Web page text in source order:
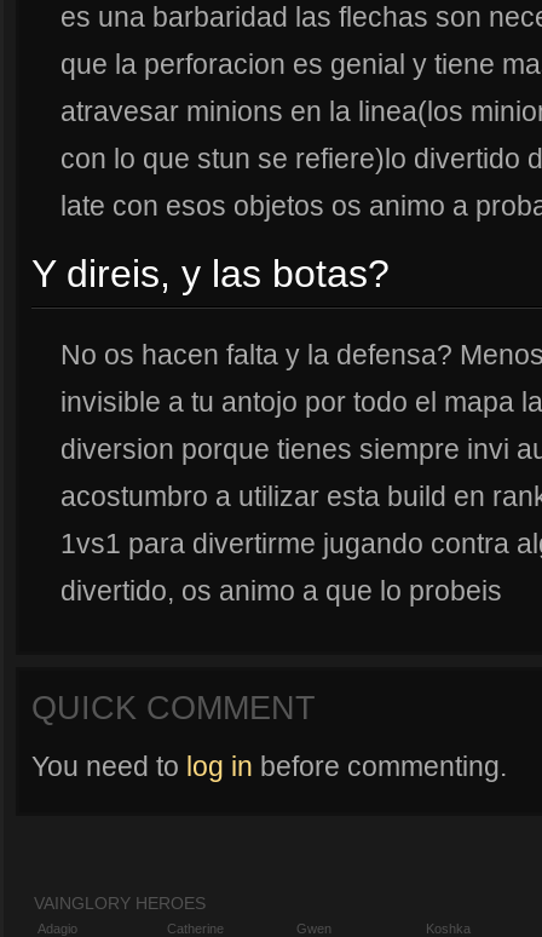
es una barbaridad las flechas son
que la perforacion es genial y tiene
atravesar minions en la linea(los
con lo que stun se refiere)lo divertido
late con esos objetos os animo a
Y direis, y las botas?
No os hacen falta y la defensa?
invisible a tu antojo por todo el mapa
diversion porque tienes siempre invi
acostumbro a utilizar esta build en
1vs1 para divertirme jugando contra
divertido, os animo a que lo probeis
QUICK COMMENT
You need to log in before commenting.
VAINGLORY HEROES
Adagio
Catherine
Gwen
Koshka